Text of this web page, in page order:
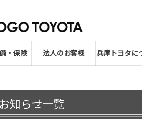
・保険 法人のお客様 兵庫トヨタに
お知らせ一覧